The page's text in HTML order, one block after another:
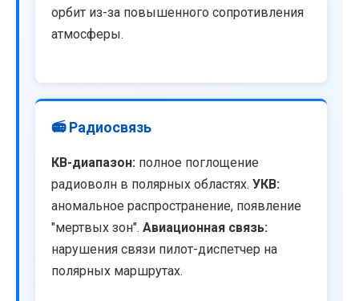
орбит из-за повышенного сопротивления
атмосферы.
📻 Радиосвязь
КВ-диапазон: полное поглощение
радиоволн в полярных областях. УКВ:
аномальное распространение, появление
"мертвых зон". Авиационная связь:
нарушения связи пилот-диспетчер на
полярных маршрутах.